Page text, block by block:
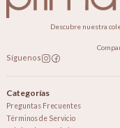
Descubre nuestra
Síguenos
Categorías
Preguntas Frecuentes
Términos de Servicio